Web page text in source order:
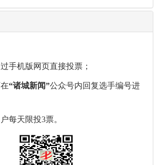
手机版网页直接投票；
“诸城新闻”公众号内回复选手编号进
每天限投3票。